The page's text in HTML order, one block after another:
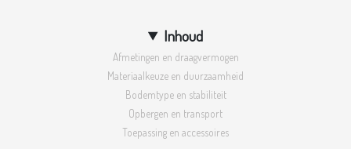
Inhoud
Afmetingen en draagvermogen
Materiaalkeuze en duurzaamheid
Bodemtype en stabiliteit
Opbergen en transport
Toepassing en accessoires